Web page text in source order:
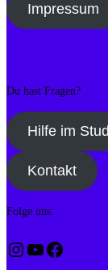
Impressum
Du hast Fragen?
Hilfe im
Kontakt
Folge uns:
Instagram YouTube Facebook